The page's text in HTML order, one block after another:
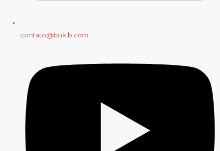
contato@bukib.com